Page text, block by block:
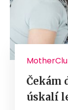
Čekám
úskalí